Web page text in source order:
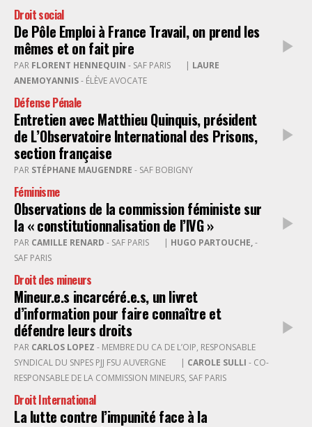
Droit social
De Pôle Emploi à France Travail, on prend les
mêmes et on fait pire
PAR FLORENT HENNEQUIN - SAF PARIS | LAURE
ANEMOYANNIS- ÉLÈVE AVOCATE
Défense Pénale
Entretien avec Matthieu Quinquis, président
de L’Observatoire International des Prisons,
section française
PAR STÉPHANE MAUGENDRE - SAF BOBIGNY
Féminisme
Observations de la commission féministe sur
la « constitutionnalisation de l’IVG »
PAR CAMILLE RENARD - SAF PARIS | HUGO PARTOUCHE,
SAF PARIS
Droit des mineurs
Mineur.e.s incarcéré.e.s, un livret
d’information pour faire connaître et
défendre leurs droits
PAR CARLOS LOPEZ
SYNDICAL DU SNPES PJJ FSU AUVERGNE
| CAROLE SULLI
RESPONSABLE DE LA COMMISSION MINEURS, SAF PARIS
Droit International
La lutte contre l’impunité face à la